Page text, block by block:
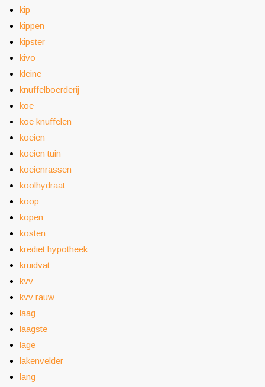
kip
kippen
kipster
kivo
kleine
knuffelboerderij
koe
koe knuffelen
koeien
koeien tuin
koeienrassen
koolhydraat
koop
kopen
kosten
krediet hypotheek
kruidvat
kvv
kvv rauw
laag
laagste
lage
lakenvelder
lang